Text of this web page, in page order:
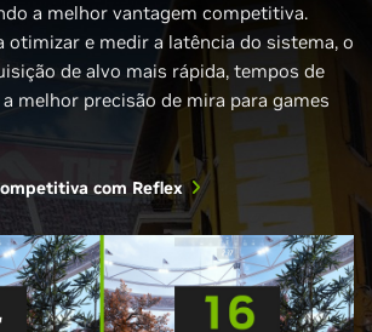
a melhor vantagem competitiva.
otimizar e medir a latência do sistema, o
de alvo mais rápida, tempos de
melhor precisão de mira para games
com Reflex